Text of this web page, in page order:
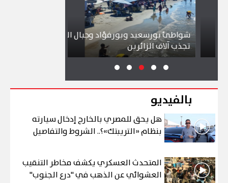
شواطئ بورسعيد وبورفؤاد وجبال الملح
تجذب آلاف الزائرين
بالفيديو
هل يحق للمصري بالخارج إدخال سيارته
بنظام «التريبتك»؟.. الشروط والتفاصيل
المتحدث العسكري يكشف مخاطر التنقيب
العشوائي عن الذهب في "درع الجنوب"